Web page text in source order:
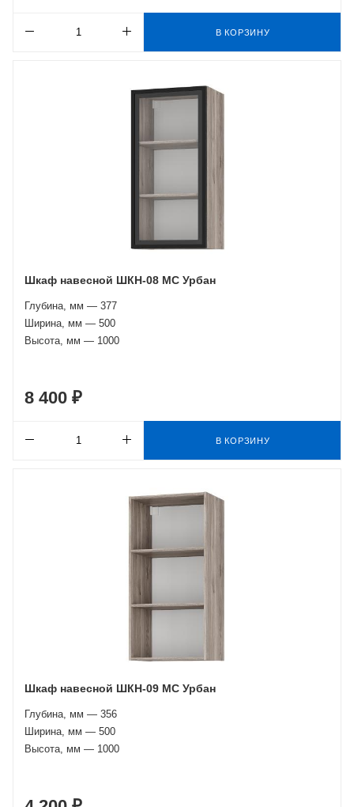
В КОРЗИНУ
Шкаф навесной ШКН-08 МС Урбан
Глубина, мм — 377
Ширина, мм — 500
Высота, мм — 1000
8 400 ₽
В КОРЗИНУ
Шкаф навесной ШКН-09 МС Урбан
Глубина, мм — 356
Ширина, мм — 500
Высота, мм — 1000